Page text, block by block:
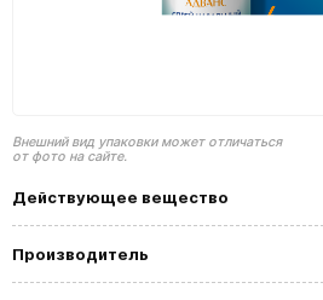
Внешний вид упаковки может отличаться
от фото на сайте.
Действующее вещество
Производитель